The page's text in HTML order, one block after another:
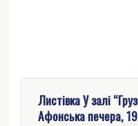
Листівка У залі
Афонська печера,